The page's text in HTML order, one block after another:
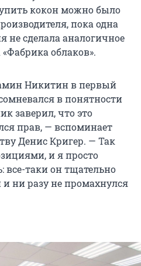
кокон можно было
пока одна
не сделала аналогичное
облаков».
Никитин в первый
в понятности
заверил, что это
прав, — вспоминает
Денис Кригер. — Так
и я просто
все-таки он тщательно
ни разу не промахнулся